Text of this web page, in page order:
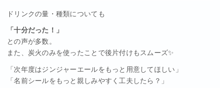
ドリンクの量・種類についても
「十分だった！」
との声が多数。
また、炭火のみを使ったことで後片付けもスムーズ✨
「次年度はジンジャーエールをもっと用意してほしい」
「名前シールをもっと親しみやすく工夫したら？」